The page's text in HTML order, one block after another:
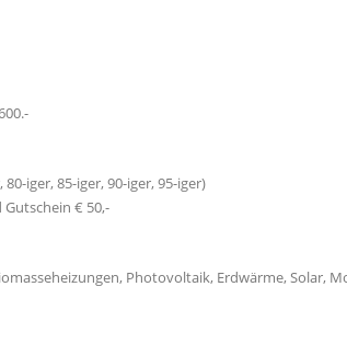
80-iger, 85-iger, 90-iger, 95-iger)
Gutschein € 50,-
Photovoltaik, Erdwärme,